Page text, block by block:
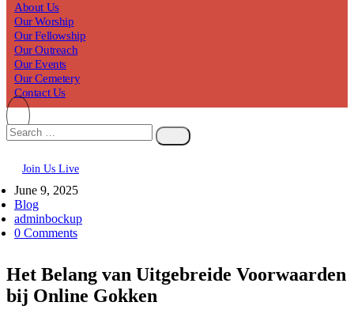
About Us
Our Worship
Our Fellowship
Our Outreach
Our Events
Our Cemetery
Contact Us
Join Us Live
June 9, 2025
Blog
adminbockup
0 Comments
Het Belang van Uitgebreide Voorwaarden
bij Online Gokken